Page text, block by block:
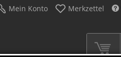
Mein Konto Merkzettel